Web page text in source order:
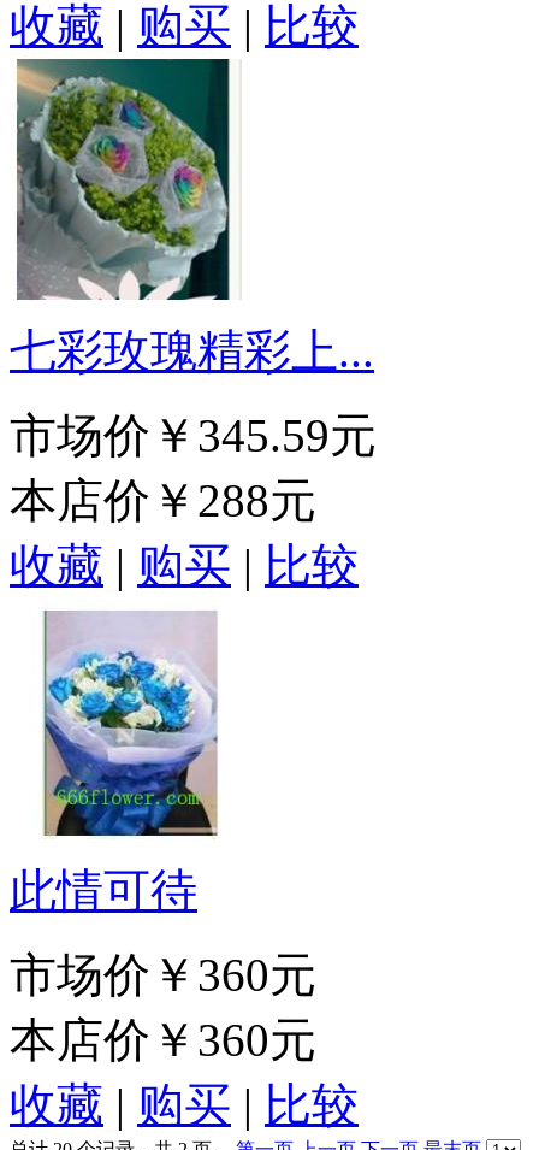
收藏 | 购买 | 比较
七彩玫瑰精彩上...
市场价 ￥345.59元
本店价 ￥288元
收藏 | 购买 | 比较
此情可待
市场价 ￥360元
本店价 ￥360元
收藏 | 购买 | 比较